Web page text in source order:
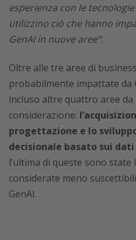
esperienza con le
utilizzino ciò che hanno
GenAI in nuove aree”.
Oltre alle tre aree di
probabilmente impattate da
incluso altre quattro aree
considerazione:
progettazione e lo
decisionale basato sui
l’ultima di queste sono
considerate meno
GenAI.